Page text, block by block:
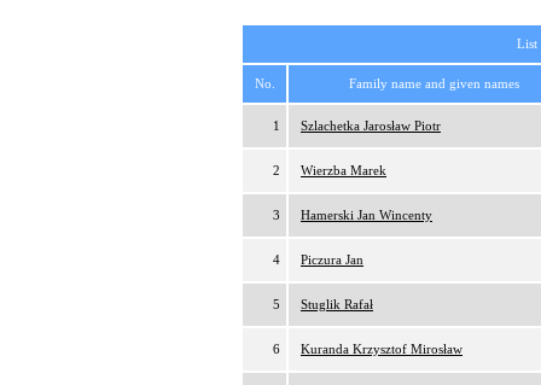
List
No. Family name and given names
1 Szlachetka Jarosław Piotr
2 Wierzba Marek
3 Hamerski Jan Wincenty
4 Piczura Jan
5 Stuglik Rafał
6 Kuranda Krzysztof Mirosław